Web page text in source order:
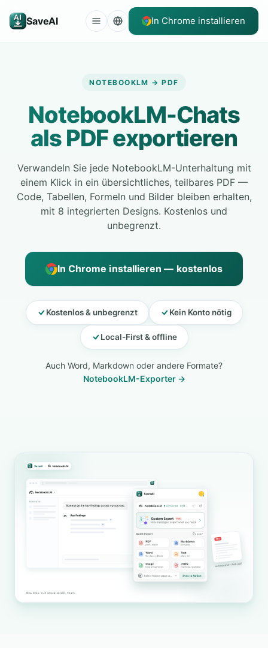
SaveAI In Chrome installieren
NOTEBOOKLM → PDF
NotebookLM-Chats
als PDF exportieren
Verwandeln Sie jede NotebookLM-Unterhaltung mit
einem Klick in ein übersichtliches, teilbares PDF —
Code, Tabellen, Formeln und Bilder bleiben erhalten,
mit 8 integrierten Designs. Kostenlos und
unbegrenzt.
In Chrome installieren — kostenlos
Kostenlos & unbegrenzt Kein Konto nötig
Local-First & offline
Auch Word, Markdown oder andere Formate?
NotebookLM-Exporter →